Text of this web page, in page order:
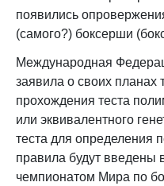
появились
(самого?) боксерши
Международная
заявила о своих планах
прохождения теста
или эквивалентного
теста для определения
правила будут введены
чемпионатом Мира по